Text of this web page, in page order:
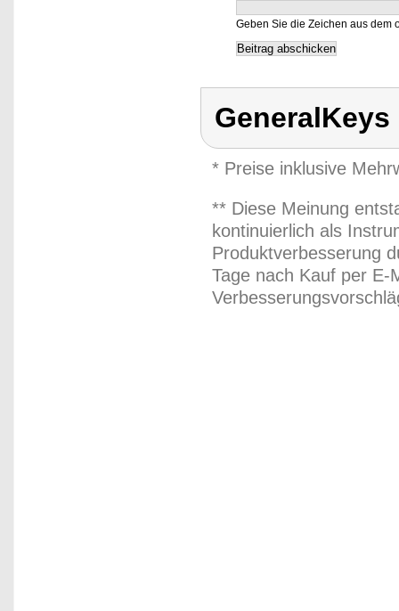
Geben Sie die Zeichen aus dem
GeneralKeys
* Preise inklusive
** Diese Meinung
kontinuierlich als
Produktverbesserung
Tage nach Kauf per E-